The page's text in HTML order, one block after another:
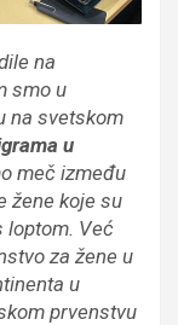
na
smo u
na svetskom
u
meč između
žene koje su
loptom. Već
za žene u
u
prvenstvu